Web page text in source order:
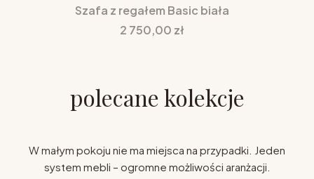
Szafa z regałem Basic biała
Cena
2 750,00 zł
polecane kolekcje
W małym pokoju nie ma miejsca na przypadki. Jeden
system mebli – ogromne możliwości aranżacji.